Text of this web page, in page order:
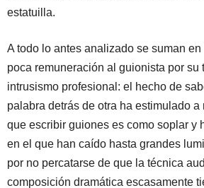
estatuilla.
A todo lo antes analizado se suman
poca remuneración al guionista por su
intrusismo profesional: el hecho de
palabra detrás de otra ha estimulado a
que escribir guiones es como soplar y
en el que han caído hasta grandes
por no percatarse de que la técnica
composición dramática escasamente